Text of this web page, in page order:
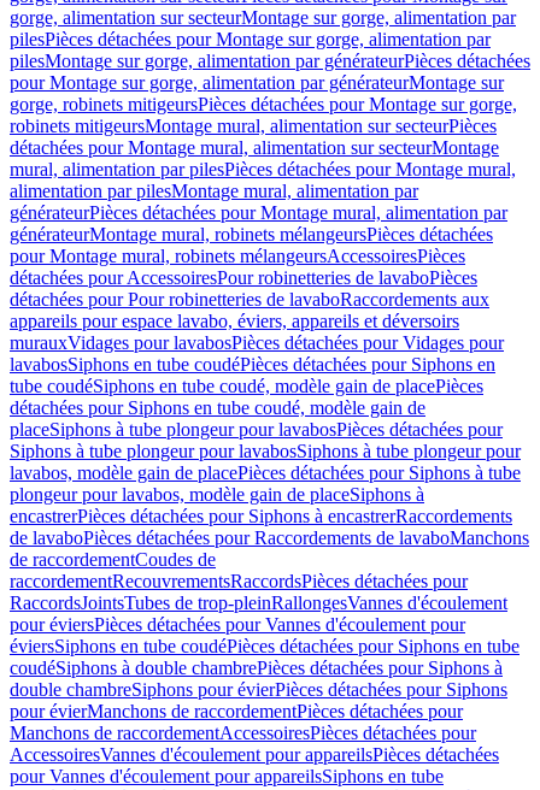
gorge, alimentation sur secteurMontage sur gorge, alimentation par
pilesPièces détachées pour Montage sur gorge, alimentation par
pilesMontage sur gorge, alimentation par générateurPièces détachées
pour Montage sur gorge, alimentation par générateurMontage sur
gorge, robinets mitigeursPièces détachées pour Montage sur gorge,
robinets mitigeursMontage mural, alimentation sur secteurPièces
détachées pour Montage mural, alimentation sur secteurMontage
mural, alimentation par pilesPièces détachées pour Montage mural,
alimentation par pilesMontage mural, alimentation par
générateurPièces détachées pour Montage mural, alimentation par
générateurMontage mural, robinets mélangeursPièces détachées
pour Montage mural, robinets mélangeursAccessoiresPièces
détachées pour AccessoiresPour robinetteries de lavaboPièces
détachées pour Pour robinetteries de lavaboRaccordements aux
appareils pour espace lavabo, éviers, appareils et déversoirs
murauxVidages pour lavabosPièces détachées pour Vidages pour
lavabosSiphons en tube coudéPièces détachées pour Siphons en
tube coudéSiphons en tube coudé, modèle gain de placePièces
détachées pour Siphons en tube coudé, modèle gain de
placeSiphons à tube plongeur pour lavabosPièces détachées pour
Siphons à tube plongeur pour lavabosSiphons à tube plongeur pour
lavabos, modèle gain de placePièces détachées pour Siphons à tube
plongeur pour lavabos, modèle gain de placeSiphons à
encastrerPièces détachées pour Siphons à encastrerRaccordements
de lavaboPièces détachées pour Raccordements de lavaboManchons
de raccordementCoudes de
raccordementRecouvrementsRaccordsPièces détachées pour
RaccordsJointsTubes de trop-pleinRallongesVannes d'écoulement
pour éviersPièces détachées pour Vannes d'écoulement pour
éviersSiphons en tube coudéPièces détachées pour Siphons en tube
coudéSiphons à double chambrePièces détachées pour Siphons à
double chambreSiphons pour évierPièces détachées pour Siphons
pour évierManchons de raccordementPièces détachées pour
Manchons de raccordementAccessoiresPièces détachées pour
AccessoiresVannes d'écoulement pour appareilsPièces détachées
pour Vannes d'écoulement pour appareilsSiphons en tube